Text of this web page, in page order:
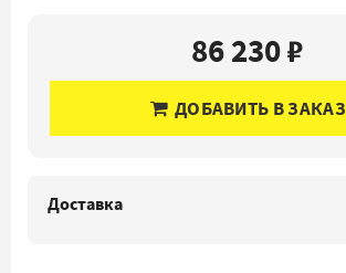
86 230 ₽
ДОБАВИТЬ В ЗАКАЗ
Доставка